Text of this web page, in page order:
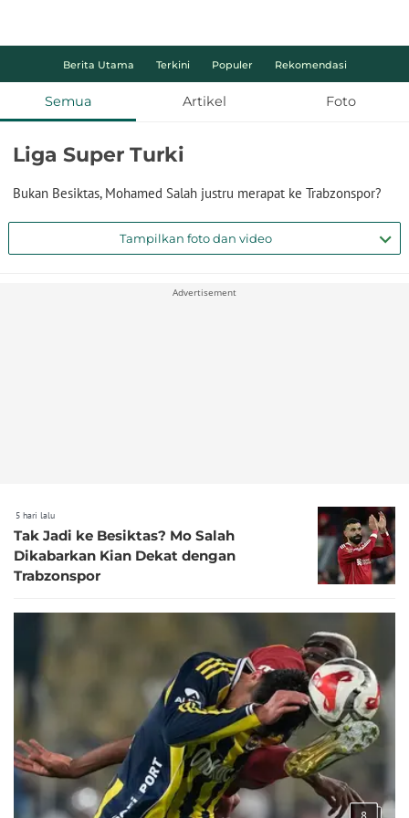
Berita Utama Terkini Populer Rekomendasi
Semua Artikel Foto
Liga Super Turki
Bukan Besiktas, Mohamed Salah justru merapat ke Trabzonspor?
Tampilkan foto dan video
Advertisement
5 hari lalu
Tak Jadi ke Besiktas? Mo Salah
Dikabarkan Kian Dekat dengan
Trabzonspor